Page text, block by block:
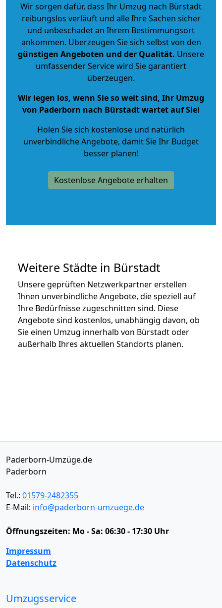
Wir sorgen dafür, dass Ihr Umzug nach Bürstadt
reibungslos verläuft und alle Ihre Sachen sicher
und unbeschadet an Ihrem Bestimmungsort
ankommen. Überzeugen Sie sich selbst von den
günstigen Angeboten und der Qualität. Unsere
umfassender Service wird Sie garantiert
überzeugen.
Wir legen los, wenn Sie so weit sind, Ihr Umzug
von Paderborn nach Bürstadt wartet auf Sie!
Holen Sie sich kostenlose und natürlich
unverbindliche Angebote, damit Sie Ihr Budget
besser planen!
Kostenlose Angebote erhalten
Weitere Städte in Bürstadt
Unsere geprüften Netzwerkpartner erstellen
Ihnen unverbindliche Angebote, die speziell auf
Ihre Bedürfnisse zugeschnitten sind. Diese
Angebote sind kostenlos, unabhängig davon, ob
Sie einen Umzug innerhalb von Bürstadt oder
außerhalb Ihres aktuellen Standorts planen.
Paderborn-Umzüge.de
Paderborn
Tel.: 01579-2482355
E-Mail: info@paderborn-umzuege.de
Öffnungszeiten: Mo - Sa: 06:30 - 17:30 Uhr
Impressum
Datenschutz
Umzugsservice